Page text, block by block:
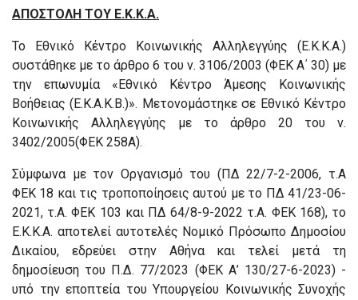
ΑΠΟΣΤΟΛΗ ΤΟΥ Ε.Κ.Κ.Α.
Το Εθνικό Κέντρο Κοινωνικής Αλληλεγγύης (Ε.Κ.Κ.Α.)
συστάθηκε με το άρθρο 6 του ν. 3106/2003 (ΦΕΚ Α΄ 30) με
την επωνυμία «Εθνικό Κέντρο Άμεσης Κοινωνικής
Βοήθειας (Ε.Κ.Α.Κ.Β.)». Μετονομάστηκε σε Εθνικό Κέντρο
Κοινωνικής Αλληλεγγύης με το άρθρο 20 του ν.
3402/2005(ΦΕΚ 258Α).
Σύμφωνα με τον Οργανισμό του (ΠΔ 22/7-2-2006, τ.Α
ΦΕΚ 18 και τις τροποποίησεις αυτού με το ΠΔ 41/23-06-
2021, τ.Α. ΦΕΚ 103 και ΠΔ 64/8-9-2022 τ.Α. ΦΕΚ 168), το
Ε.Κ.Κ.Α. αποτελεί αυτοτελές Νομικό Πρόσωπο Δημοσίου
Δικαίου, εδρεύει στην Αθήνα και τελεί μετά τη
δημοσίευση του Π.Δ. 77/2023 (ΦΕΚ Α’ 130/27-6-2023) -
υπό την εποπτεία του Υπουργείου Κοινωνικής Συνοχής